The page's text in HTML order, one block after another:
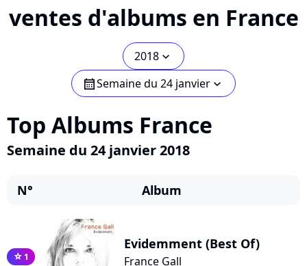
ventes d'albums en France
2018 chevron_bot
calendarSemaine du 24 janvier chevron_bot
Top Albums France
Semaine du 24 janvier 2018
N° Album
star 1
Evidemment (Best Of)
France Gall